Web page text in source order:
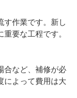
す作業です。新し
要な工程です。
合など、補修が必
によって費用は大